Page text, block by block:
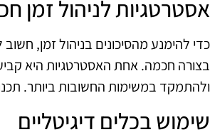
אסטרטגיות לניהול זמן
כדי להימנע מהסיכונים בניהול זמן,
בצורה חכמה. אחת האסטרטגיות היא
ולהתמקד במשימות החשובות ביותר.
שימוש בכלים דיגיטליים